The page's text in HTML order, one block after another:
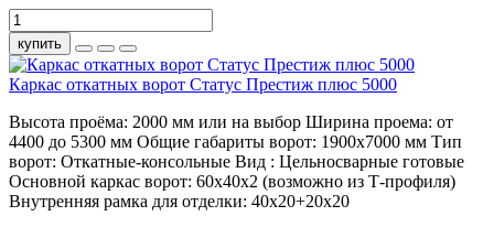
купить
Каркас откатных ворот Статус Престиж плюс 5000
Высота проёма: 2000 мм или на выбор Ширина проема: от
4400 до 5300 мм Общие габариты ворот: 1900х7000 мм Тип
ворот: Откатные-консольные Вид : Цельносварные готовые
Основной каркас ворот: 60х40х2 (возможно из Т-профиля)
Внутренняя рамка для отделки: 40х20+20х20